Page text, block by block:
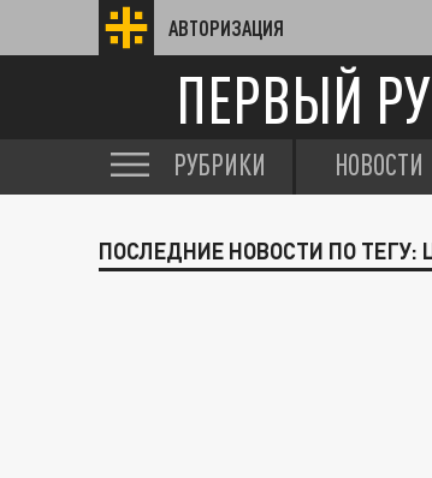
АВТОРИЗАЦИЯ
ПЕРВЫЙ
РУБРИКИ НОВОСТИ
ПОСЛЕДНИЕ НОВОСТИ ПО ТЕГУ: